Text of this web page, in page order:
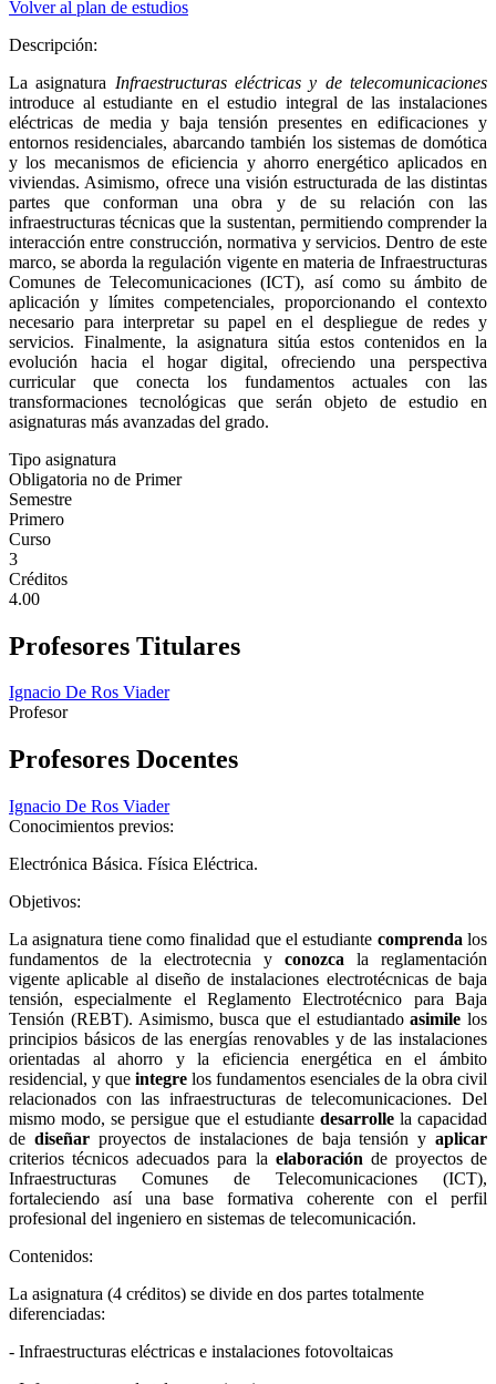
Volver al plan de estudios
Descripción:
La asignatura Infraestructuras eléctricas y de telecomunicaciones
introduce al estudiante en el estudio integral de las instalaciones
eléctricas de media y baja tensión presentes en edificaciones y
entornos residenciales, abarcando también los sistemas de domótica
y los mecanismos de eficiencia y ahorro energético aplicados en
viviendas. Asimismo, ofrece una visión estructurada de las distintas
partes que conforman una obra y de su relación con las
infraestructuras técnicas que la sustentan, permitiendo comprender la
interacción entre construcción, normativa y servicios. Dentro de este
marco, se aborda la regulación vigente en materia de Infraestructuras
Comunes de Telecomunicaciones (ICT), así como su ámbito de
aplicación y límites competenciales, proporcionando el contexto
necesario para interpretar su papel en el despliegue de redes y
servicios. Finalmente, la asignatura sitúa estos contenidos en la
evolución hacia el hogar digital, ofreciendo una perspectiva
curricular que conecta los fundamentos actuales con las
transformaciones tecnológicas que serán objeto de estudio en
asignaturas más avanzadas del grado.
Tipo asignatura
Obligatoria no de Primer
Semestre
Primero
Curso
3
Créditos
4.00
Profesores Titulares
Ignacio De Ros Viader
Profesor
Profesores Docentes
Ignacio De Ros Viader
Conocimientos previos:
Electrónica Básica. Física Eléctrica.
Objetivos:
La asignatura tiene como finalidad que el estudiante comprenda los
fundamentos de la electrotecnia y conozca la reglamentación
vigente aplicable al diseño de instalaciones electrotécnicas de baja
tensión, especialmente el Reglamento Electrotécnico para Baja
Tensión (REBT). Asimismo, busca que el estudiantadoasimile los
principios básicos de las energías renovables y de las instalaciones
orientadas al ahorro y la eficiencia energética en el ámbito
residencial, y que integre los fundamentos esenciales de la obra civil
relacionados con las infraestructuras de telecomunicaciones. Del
mismo modo, se persigue que el estudiante desarrollela capacidad
de diseñarproyectos de instalaciones de baja tensión yaplicar
criterios técnicos adecuados para la elaboración de proyectos de
Infraestructuras Comunes de Telecomunicaciones (ICT),
fortaleciendo así una base formativa coherente con el perfil
profesional del ingeniero en sistemas de telecomunicación.
Contenidos:
La asignatura (4 créditos) se divide en dos partes totalmente
diferenciadas:
- Infraestructuras eléctricas e instalaciones fotovoltaicas